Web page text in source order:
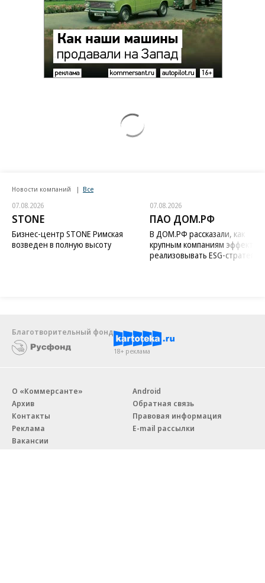
Новости компаний Все
07.08.2026
STONE
Бизнес-центр STONE Римская
возведен в полную высоту
07.08.2026
ПАО ДОМ.РФ
В ДОМ.РФ рассказали, как
крупным компаниям
реализовывать ESG-стратегию
Благотворительный фонд
18+ реклама
О «Коммерсанте»
Архив
Контакты
Реклама
Вакансии
Android
Обратная связь
Правовая информация
E-mail рассылки